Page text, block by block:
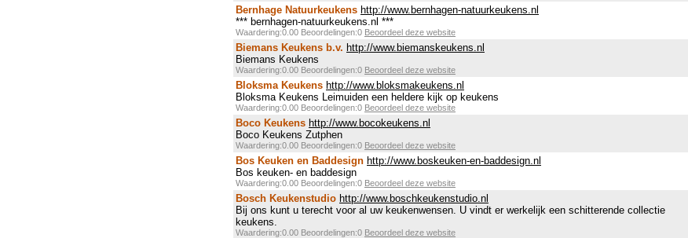
Bernhage Natuurkeukens http://www.bernhagen-natuurkeukens.nl
*** bernhagen-natuurkeukens.nl ***
Waardering:0.00 Beoordelingen:0 Beoordeel deze website
Biemans Keukens b.v. http://www.biemanskeukens.nl
Biemans Keukens
Waardering:0.00 Beoordelingen:0 Beoordeel deze website
Bloksma Keukens http://www.bloksmakeukens.nl
Bloksma Keukens Leimuiden een heldere kijk op keukens
Waardering:0.00 Beoordelingen:0 Beoordeel deze website
Boco Keukens http://www.bocokeukens.nl
Boco Keukens Zutphen
Waardering:0.00 Beoordelingen:0 Beoordeel deze website
Bos Keuken en Baddesign http://www.boskeuken-en-baddesign.nl
Bos keuken- en baddesign
Waardering:0.00 Beoordelingen:0 Beoordeel deze website
Bosch Keukenstudio http://www.boschkeukenstudio.nl
Bij ons kunt u terecht voor al uw keukenwensen. U vindt er werkelijk een schitterende collectie
keukens.
Waardering:0.00 Beoordelingen:0 Beoordeel deze website